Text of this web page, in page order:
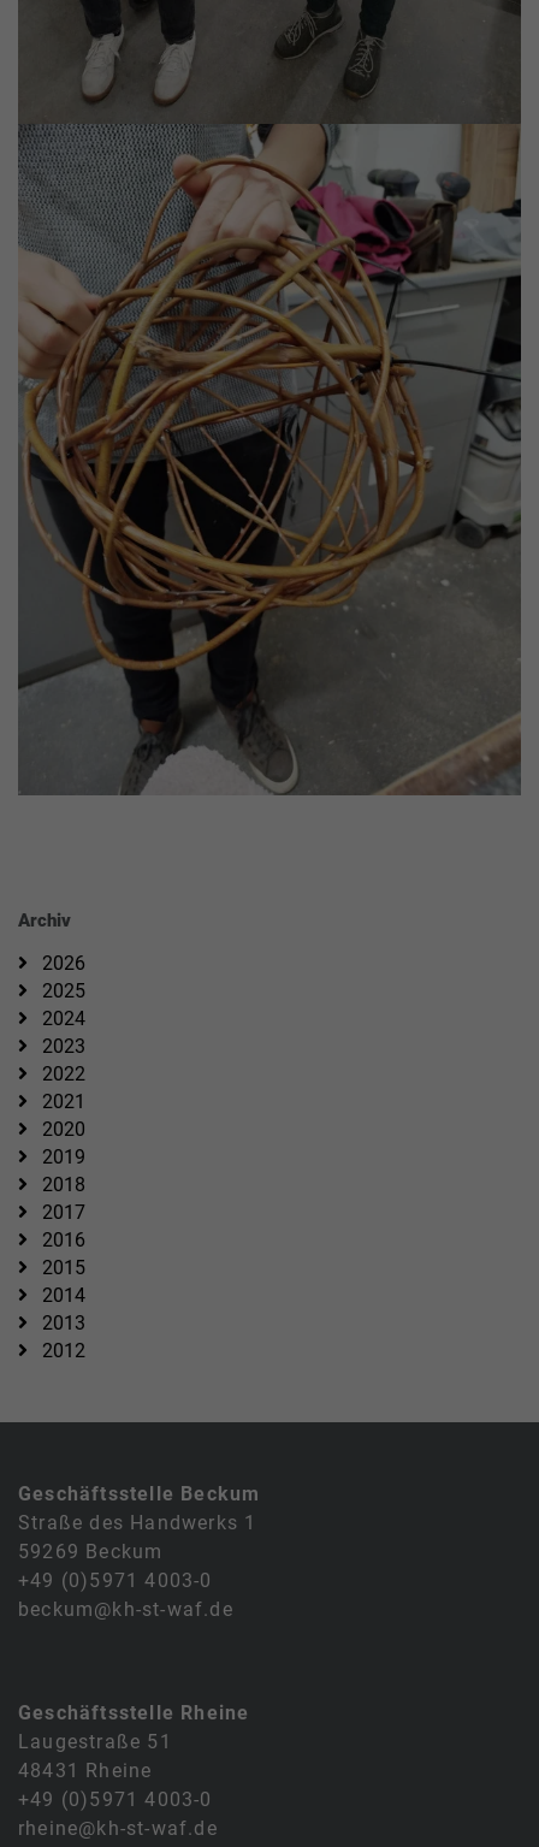
Archiv
2026
2025
2024
2023
2022
2021
2020
2019
2018
2017
2016
2015
2014
2013
2012
Geschäftsstelle Beckum
Straße des Handwerks 1
59269 Beckum
+49 (0)5971 4003-0
beckum@kh-st-waf.de
Geschäftsstelle Rheine
Laugestraße 51
48431 Rheine
+49 (0)5971 4003-0
rheine@kh-st-waf.de